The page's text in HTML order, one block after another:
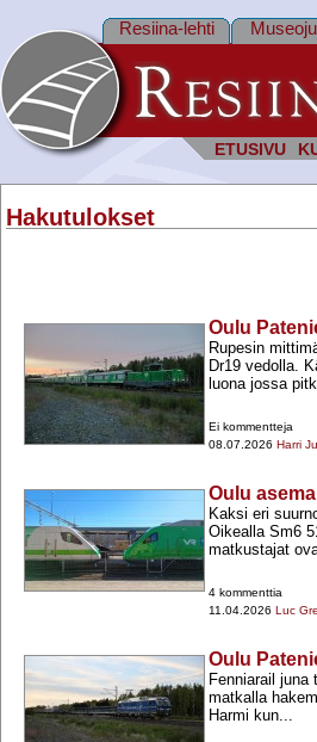
ETUSIVU
Resiina-lehti
Hakutulokset
Oulu
Rupesin
Dr19 vedolla.
luona jossa
Ei kommentteja
08.07.2026 Harri
Oulu asema
Kaksi eri
Oikealla Sm6
matkustajat
4 kommenttia
11.04.2026 Luc
Oulu
Fenniarail
matkalla
Harmi kun...